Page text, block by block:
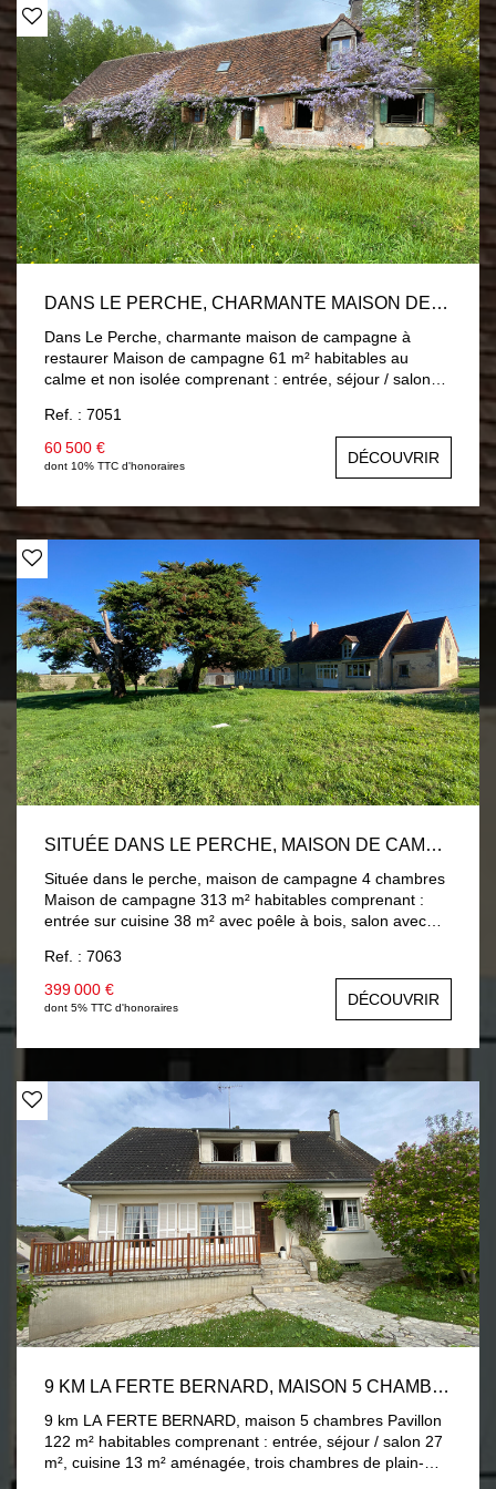
DANS LE PERCHE, CHARMANTE MAISON DE CAMPAGNE À RESTAURER
Dans Le Perche, charmante maison de campagne à
restaurer Maison de campagne 61 m² habitables au
calme et non isolée comprenant : entrée, séjour / salon
avec wc. A la suite grange et atelier. Terrain 4 230 m²
Ref. : 7051
60 500 €
dont 10% TTC d'honoraires DÉCOUVRIR
SITUÉE DANS LE PERCHE, MAISON DE CAMPAGNE 4 CHAMBRES
Située dans le perche, maison de campagne 4 chambres
Maison de campagne 313 m² habitables comprenant :
entrée sur cuisine 38 m² avec poêle à bois, salon avec
d'eau avec wc, arrière cuisine, salle de jeux ou 2ème
salon 60 m², salle d'eau avec wc, chaufferie et cave sous
la maison. A l'étage : palier, deux chambres dont une
avec salle de bains, douche et wc, grenier 43m²
aménageable. Double vitrage bois, chauffage central fuel
et bois. Dépendance 300m² au sol : grange, écurie et un
atelier. Deux box à chevaux. Terrain 2 hectares clos avec
une carrière 20m * 40m. Au calme et isolé.
Ref. : 7063
399 000 €
dont 5% TTC d'honoraires DÉCOUVRIR
9 KM LA FERTE BERNARD, MAISON 5 CHAMBRES
9 km LA FERTE BERNARD, maison 5 chambres Pavillon
122 m² habitables comprenant : entrée, séjour / salon 27
m², cuisine 13 m² aménagée, trois chambres de plain-